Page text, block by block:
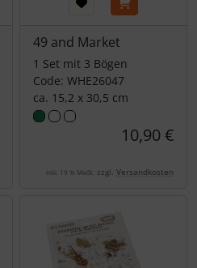
49 and Market
1 Set mit 3 Bögen
Code: WHE26047
ca. 15,2 x 30,5 cm
10,90 €
inkl. 19 % MwSt. zzgl. Versandkosten